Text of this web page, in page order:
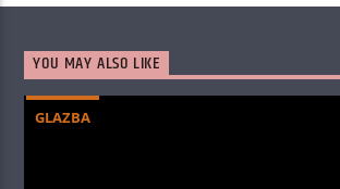
YOU MAY ALSO LIKE
GLAZBA